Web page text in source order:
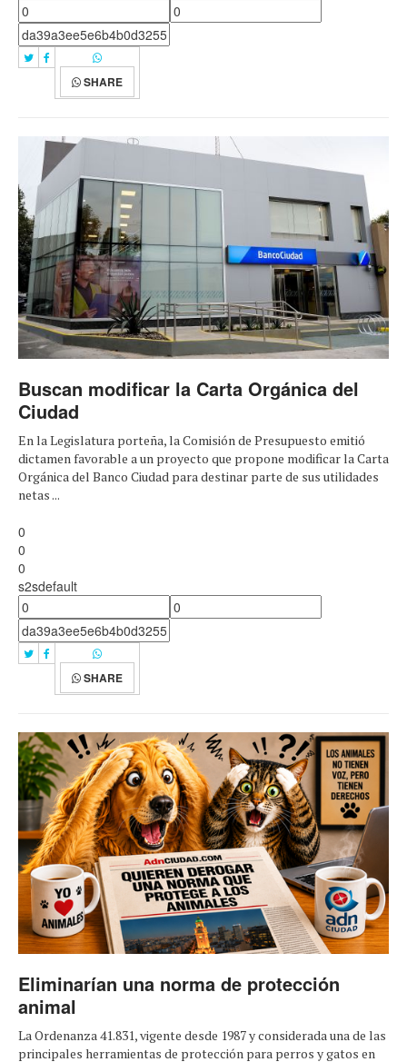
SHARE
Buscan modificar la Carta Orgánica del
Ciudad
En la Legislatura porteña, la Comisión de Presupuesto emitió
dictamen favorable a un proyecto que propone modificar la Carta
Orgánica del Banco Ciudad para destinar parte de sus utilidades
netas ...
0
0
0
s2sdefault
SHARE
Eliminarían una norma de protección
animal
La Ordenanza 41.831, vigente desde 1987 y considerada una de las
principales herramientas de protección para perros y gatos en